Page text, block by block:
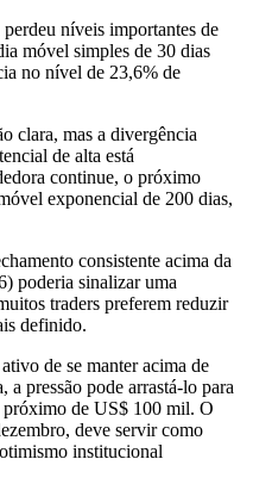
níveis importantes de
móvel simples de 30 dias
no nível de 23,6% de
clara, mas a divergência
de alta está
continue, o próximo
exponencial de 200 dias,
consistente acima da
poderia sinalizar uma
traders preferem reduzir
definido.
de se manter acima de
a pressão pode arrastá-lo para
próximo de US$ 100 mil. O
deve servir como
institucional